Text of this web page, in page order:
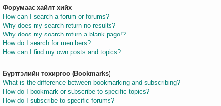
Форумаас хайлт хийх
How can I search a forum or forums?
Why does my search return no results?
Why does my search return a blank page!?
How do I search for members?
How can I find my own posts and topics?
Бүртгэлийн тохиргоо (Bookmarks)
What is the difference between bookmarking and subscribing?
How do I bookmark or subscribe to specific topics?
How do I subscribe to specific forums?